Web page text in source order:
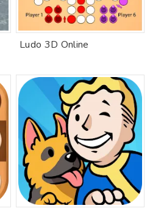
Ludo 3D Online